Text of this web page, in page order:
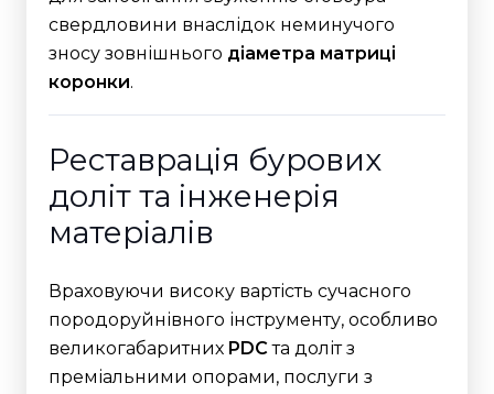
свердловини внаслідок неминучого
зносу зовнішнього діаметра матриці
коронки.
Реставрація бурових
доліт та інженерія
матеріалів
Враховуючи високу вартість сучасного
породоруйнівного інструменту, особливо
великогабаритних PDCта доліт з
преміальними опорами, послуги з